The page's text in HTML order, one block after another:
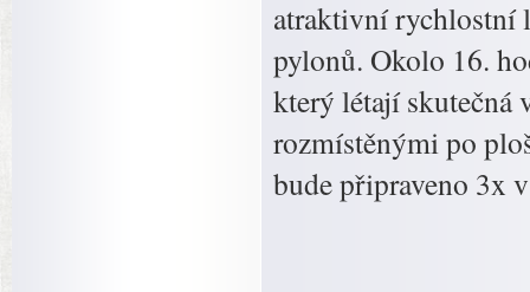
atraktivní rychlostní
pylonů. Okolo 16.
který létají skutečná
rozmístěnými po
bude připraveno 3x